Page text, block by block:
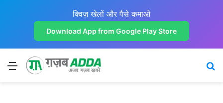
क्विज़ खेलों और पैसे कमाओ
Download App from Google Play Store
Menu